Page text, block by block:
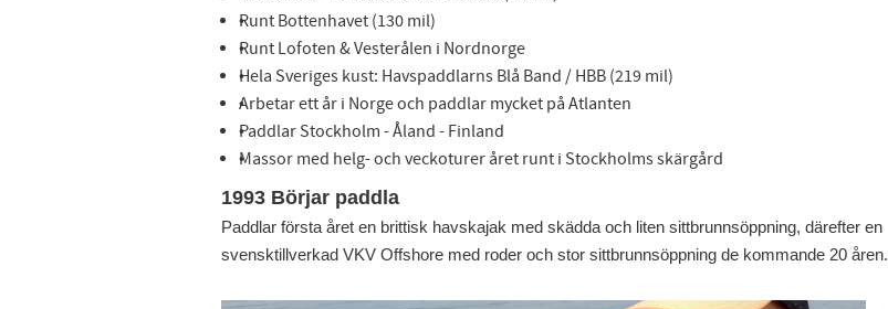
Runt Bottenhavet (130 mil)
Runt Lofoten & Vesterålen i Nordnorge
Hela Sveriges kust: Havspaddlarns Blå Band / HBB (219 mil)
Arbetar ett år i Norge och paddlar mycket på Atlanten
Paddlar Stockholm - Åland - Finland
Massor med helg- och veckoturer året runt i Stockholms skärgård
1993 Börjar paddla
Paddlar första året en brittisk havskajak med skädda och liten sittbrunnsöppning, därefter en
svensktillverkad VKV Offshore med roder och stor sittbrunnsöppning de kommande 20 åren.